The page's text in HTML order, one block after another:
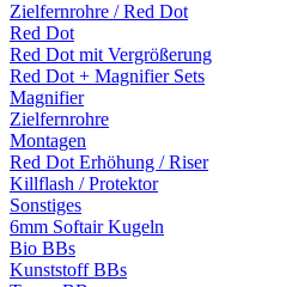
Zielfernrohre / Red Dot
Red Dot
Red Dot mit Vergrößerung
Red Dot + Magnifier Sets
Magnifier
Zielfernrohre
Montagen
Red Dot Erhöhung / Riser
Killflash / Protektor
Sonstiges
6mm Softair Kugeln
Bio BBs
Kunststoff BBs